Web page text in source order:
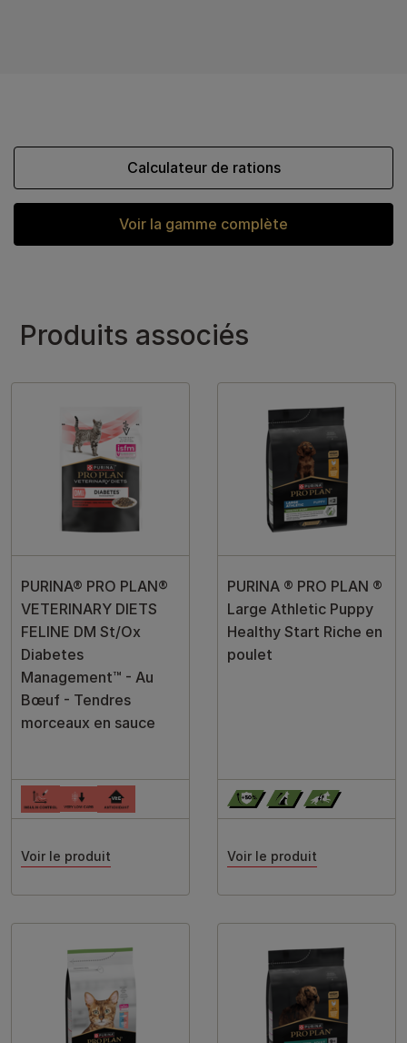
Voir la gamme complète
Calculateur de rations
Produits associés
PURINA® PRO PLAN®
VETERINARY DIETS
FELINE DM St/Ox
Diabetes
Management™ - Au
Bœuf - Tendres
morceaux en sauce
Voir le produit
PURINA ® PRO PLAN ®
Large Athletic Puppy
Healthy Start Riche en
poulet
Voir le produit